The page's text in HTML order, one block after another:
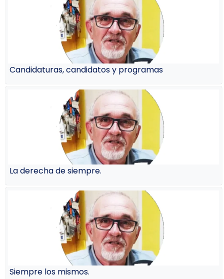
Candidaturas, candidatos y programas
La derecha de siempre.
Siempre los mismos.